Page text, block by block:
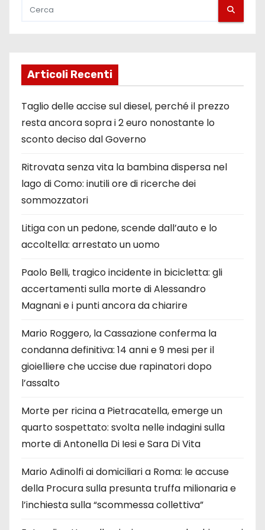
Articoli Recenti
Taglio delle accise sul diesel, perché il prezzo
resta ancora sopra i 2 euro nonostante lo
sconto deciso dal Governo
Ritrovata senza vita la bambina dispersa nel
lago di Como: inutili ore di ricerche dei
sommozzatori
Litiga con un pedone, scende dall’auto e lo
accoltella: arrestato un uomo
Paolo Belli, tragico incidente in bicicletta: gli
accertamenti sulla morte di Alessandro
Magnani e i punti ancora da chiarire
Mario Roggero, la Cassazione conferma la
condanna definitiva: 14 anni e 9 mesi per il
gioielliere che uccise due rapinatori dopo
l’assalto
Morte per ricina a Pietracatella, emerge un
quarto sospettato: svolta nelle indagini sulla
morte di Antonella Di Iesi e Sara Di Vita
Mario Adinolfi ai domiciliari a Roma: le accuse
della Procura sulla presunta truffa milionaria e
l’inchiesta sulla “scommessa collettiva”